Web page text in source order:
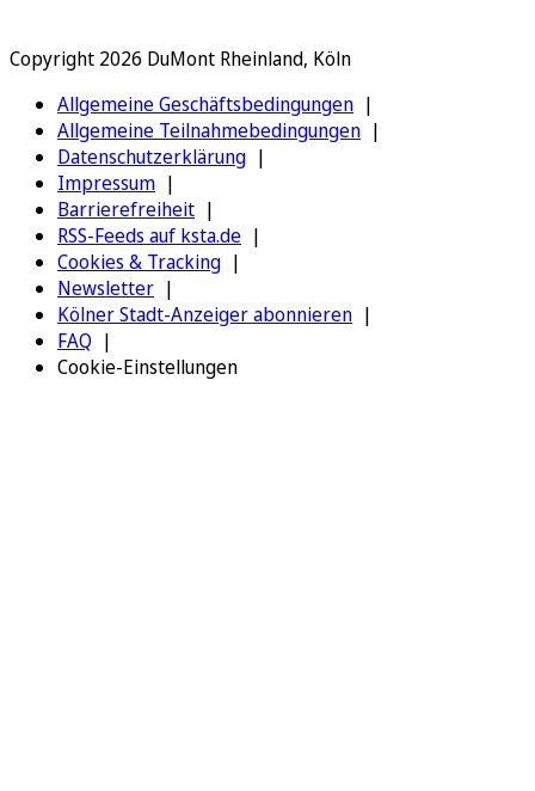
Copyright 2026 DuMont Rheinland, Köln
Allgemeine Geschäftsbedingungen
Allgemeine Teilnahmebedingungen
Datenschutzerklärung
Impressum
Barrierefreiheit
RSS-Feeds auf ksta.de
Cookies & Tracking
Newsletter
Kölner Stadt-Anzeiger abonnieren
FAQ
Cookie-Einstellungen